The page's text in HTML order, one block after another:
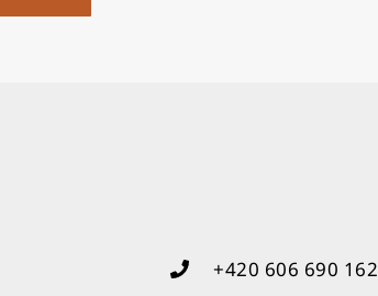
+420 606 690 162